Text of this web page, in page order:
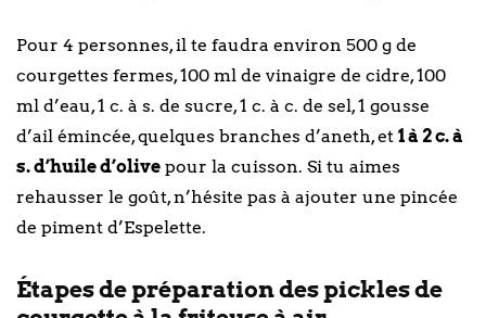
Pour 4 personnes, il te faudra environ 500 g de
courgettes fermes, 100 ml de vinaigre de cidre, 100
ml d’eau, 1 c. à s. de sucre, 1 c. à c. de sel, 1 gousse
d’ail émincée, quelques branches d’aneth, et 1 à 2 c. à
s. d’huile d’olive pour la cuisson. Si tu aimes
rehausser le goût, n’hésite pas à ajouter une pincée
de piment d’Espelette.
Étapes de préparation des pickles de